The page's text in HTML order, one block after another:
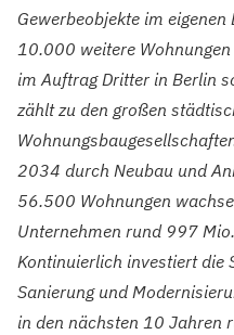
Gewerbeobjekte im
10.000 weitere
im Auftrag Dritter in Berlin
zählt zu den großen
2034 durch Neubau und
56.500 Wohnungen
Unternehmen rund 997
Kontinuierlich investiert die
Sanierung und
in den nächsten 10 Jahren